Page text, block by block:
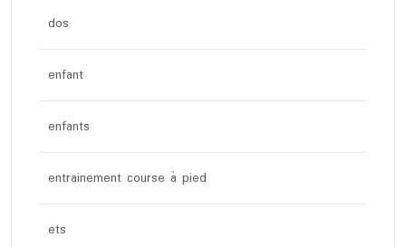
dos
enfant
enfants
entrainement course à pied
ets